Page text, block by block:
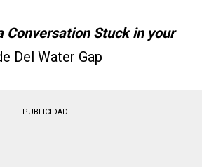
Conversation Stuck in your
Del Water Gap
PUBLICIDAD